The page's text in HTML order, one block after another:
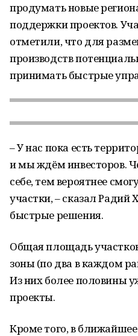
продумать новые
поддержки проектов.
отметили, что для
производств
принимать быстрые
– У нас пока есть
и мы ждём инвесторов.
себе, тем вероятнее
участки, – сказал Радий
быстрые решения.
Общая площадь
зоны (по два в каждом
Из них более половины
проекты.
Кроме того, в